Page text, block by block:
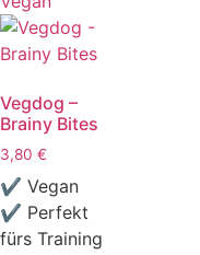
Vegdog –
Brainy Bites
3,80 €
✔ Vegan
✔ Perfekt
fürs Training